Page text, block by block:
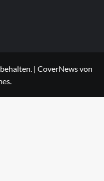
| CoverNewsvon